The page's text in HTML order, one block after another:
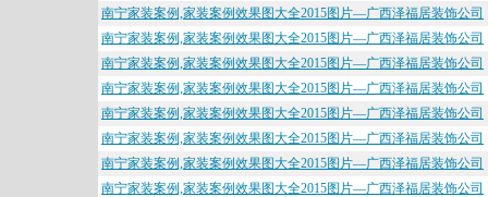
南宁家装案例,家装案例效果图大全2015图片—广西泽福居装饰公司
南宁家装案例,家装案例效果图大全2015图片—广西泽福居装饰公司
南宁家装案例,家装案例效果图大全2015图片—广西泽福居装饰公司
南宁家装案例,家装案例效果图大全2015图片—广西泽福居装饰公司
南宁家装案例,家装案例效果图大全2015图片—广西泽福居装饰公司
南宁家装案例,家装案例效果图大全2015图片—广西泽福居装饰公司
南宁家装案例,家装案例效果图大全2015图片—广西泽福居装饰公司
南宁家装案例,家装案例效果图大全2015图片—广西泽福居装饰公司